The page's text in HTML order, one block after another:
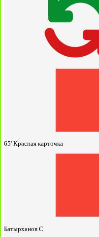
65' Красная карточка
Батырханов С